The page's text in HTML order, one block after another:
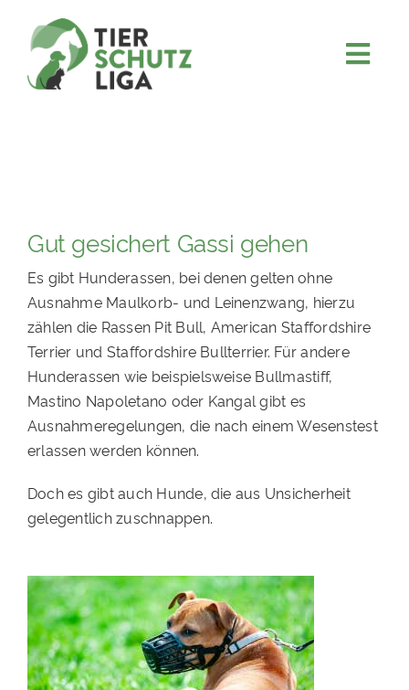
content
FÖRDERN & VERERBEN
KOOPERATIONEN
4KIDS
TIERHEIMTIERE
TIERHEIME
PATENSCHAFTEN
RATGEBER
Gut gesichert Gassi gehen
Es gibt Hunderassen, bei denen gelten ohne
Ausnahme Maulkorb- und Leinenzwang, hierzu
zählen die Rassen Pit Bull, American Staffordshire
Terrier und Staffordshire Bullterrier. Für andere
Hunderassen wie beispielsweise Bullmastiff,
Mastino Napoletano oder Kangal gibt es
Ausnahmeregelungen, die nach einem Wesenstest
erlassen werden können.
Doch es gibt auch Hunde, die aus Unsicherheit
gelegentlich zuschnappen.